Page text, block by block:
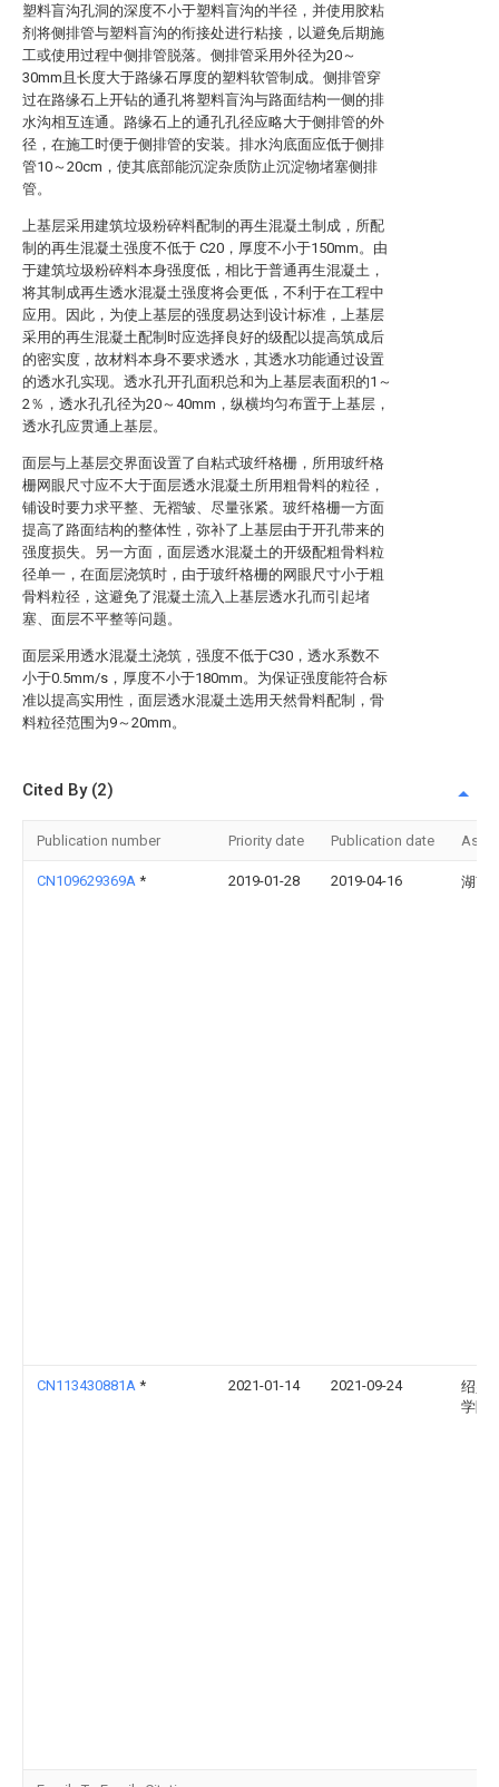
塑料盲沟孔洞的深度不小于塑料盲沟的半径，并使用胶粘
剂将侧排管与塑料盲沟的衔接处进行粘接，以避免后期施
工或使用过程中侧排管脱落。侧排管采用外径为20～
30mm且长度大于路缘石厚度的塑料软管制成。侧排管穿
过在路缘石上开钻的通孔将塑料盲沟与路面结构一侧的排
水沟相互连通。路缘石上的通孔孔径应略大于侧排管的外
径，在施工时便于侧排管的安装。排水沟底面应低于侧排
管10～20cm，使其底部能沉淀杂质防止沉淀物堵塞侧排
管。
上基层采用建筑垃圾粉碎料配制的再生混凝土制成，所配
制的再生混凝土强度不低于 C20，厚度不小于150mm。由
于建筑垃圾粉碎料本身强度低，相比于普通再生混凝土，
将其制成再生透水混凝土强度将会更低，不利于在工程中
应用。因此，为使上基层的强度易达到设计标准，上基层
采用的再生混凝土配制时应选择良好的级配以提高筑成后
的密实度，故材料本身不要求透水，其透水功能通过设置
的透水孔实现。透水孔开孔面积总和为上基层表面积的1～
2％，透水孔孔径为20～40mm，纵横均匀布置于上基层，
透水孔应贯通上基层。
面层与上基层交界面设置了自粘式玻纤格栅，所用玻纤格
栅网眼尺寸应不大于面层透水混凝土所用粗骨料的粒径，
铺设时要力求平整、无褶皱、尽量张紧。玻纤格栅一方面
提高了路面结构的整体性，弥补了上基层由于开孔带来的
强度损失。另一方面，面层透水混凝土的开级配粗骨料粒
径单一，在面层浇筑时，由于玻纤格栅的网眼尺寸小于粗
骨料粒径，这避免了混凝土流入上基层透水孔而引起堵
塞、面层不平整等问题。
面层采用透水混凝土浇筑，强度不低于C30，透水系数不
小于0.5mm/s，厚度不小于180mm。为保证强度能符合标
准以提高实用性，面层透水混凝土选用天然骨料配制，骨
料粒径范围为9～20mm。
Cited By (2)
Publication number Priority date Publication date
CN109629369A * 2019-01-28 2019-04-16 湖南
CN113430881A * 2021-01-14 2021-09-24
绍兴
学院